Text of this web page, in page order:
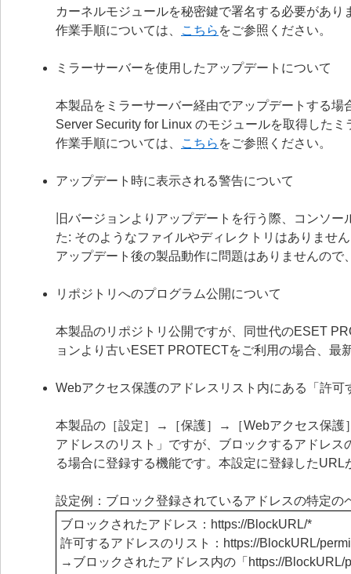
カーネルモジュールを秘密鍵で署名する必要があり
作業手順については、
こちら をご参照ください。
ミラーサーバーを使用したアップデートについて
本製品をミラーサーバー経由でアップデートする
Server Security for Linux のモジュールを取得した
作業手順については、
こちら をご参照ください。
アップデート時に表示される警告について
旧バージョンよりアップデートを行う際、コンソ
た: そのようなファイルやディレクトリはありませ
アップデート後の製品動作に問題はありませんので
リポジトリへのプログラム公開について
本製品のリポジトリ公開ですが、同世代のESET
ョンより古いESET PROTECTをご利用の場合、
Webアクセス保護のアドレスリスト内にある「許
本製品の［設定］→［保護］→［Webアクセス保
アドレスのリスト」ですが、ブロックするアドレ
る場合に登録する機能です。本設定に登録した
設定例：ブロック登録されているアドレスの特定の
ブロックされたアドレス：https://BlockURL/*
許可するアドレスのリスト：https://BlockURL/
→ブロックされたアドレス内の「https://BlockURL/